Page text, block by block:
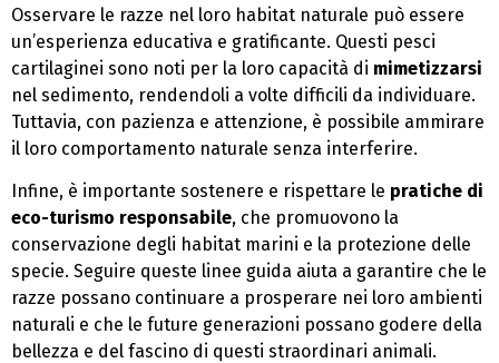
Osservare le razze nel loro habitat naturale può essere
un’esperienza educativa e gratificante. Questi pesci
cartilaginei sono noti per la loro capacità di mimetizzarsi
nel sedimento, rendendoli a volte difficili da individuare.
Tuttavia, con pazienza e attenzione, è possibile ammirare
il loro comportamento naturale senza interferire.
Infine, è importante sostenere e rispettare le pratiche di
eco-turismo responsabile, che promuovono la
conservazione degli habitat marini e la protezione delle
specie. Seguire queste linee guida aiuta a garantire che le
razze possano continuare a prosperare nei loro ambienti
naturali e che le future generazioni possano godere della
bellezza e del fascino di questi straordinari animali.